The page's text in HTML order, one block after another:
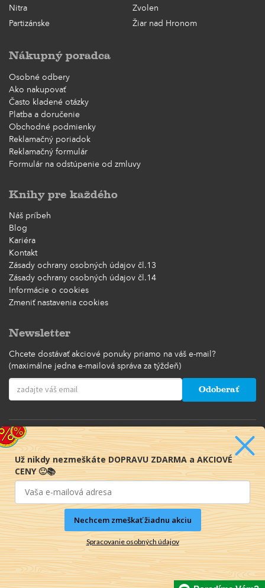
Nitra
Zvolen
Partizánske
Žiar nad Hronom
Nákupný poradca
Osobné odbery
Ako nakupovať
Často kladené otázky
Platba a doručenie
Obchodné podmienky
Reklamačný poriadok
Reklamačný formulár
Formulár na odstúpenie od zmluvy
Knihy pre každého
Náš príbeh
Blog
Kariéra
Kontakt
Zásady ochrany osobných údajov čl.13
Zásady ochrany osobných údajov čl.14
Informácie o cookies
Zmeniť nastavenia cookies
Newsletter
Chcete dostávať akciové ponuky priamo na váš e-mail?
(maximálne jedna e-mailová správa za týždeň)
Odoberať
© 2016-2026 KNIHY PRE KAŽDÉHO s.r.o.
Už nikdy nezmeškáte DOPRAVU ZDARMA a AKCIOVÉ
CENY 🙂📚
Nechcem zmeškať žiadnu akciu
Spracovanie osobných údajov